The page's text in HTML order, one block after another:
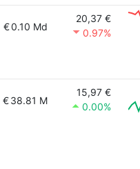
€0.10 Md
20,37 €
0.97%
€38.81 M
15,97 €
0.00%